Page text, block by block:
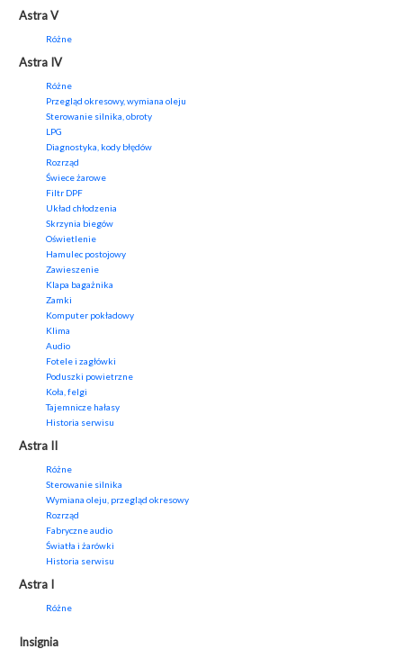
Astra V
Różne
Astra IV
Różne
Przegląd okresowy, wymiana oleju
Sterowanie silnika, obroty
LPG
Diagnostyka, kody błędów
Rozrząd
Świece żarowe
Filtr DPF
Układ chłodzenia
Skrzynia biegów
Oświetlenie
Hamulec postojowy
Zawieszenie
Klapa bagażnika
Zamki
Komputer pokładowy
Klima
Audio
Fotele i zagłówki
Poduszki powietrzne
Koła, felgi
Tajemnicze hałasy
Historia serwisu
Astra II
Różne
Sterowanie silnika
Wymiana oleju, przegląd okresowy
Rozrząd
Fabryczne audio
Światła i żarówki
Historia serwisu
Astra I
Różne
Insignia